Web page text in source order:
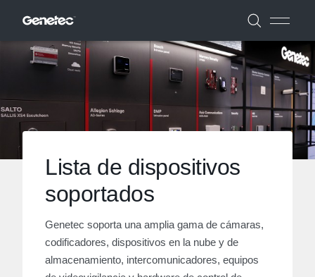
Lista de dispositivos
soportados
Genetec soporta una amplia gama de cámaras,
codificadores, dispositivos en la nube y de
almacenamiento, intercomunicadores, equipos